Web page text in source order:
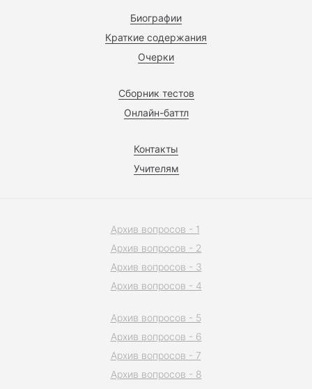
Биографии
Краткие содержания
Очерки
Сборник тестов
Онлайн-баттл
Контакты
Учителям
Архив вопросов - 1
Архив вопросов - 2
Архив вопросов - 3
Архив вопросов - 4
Архив вопросов - 5
Архив вопросов - 6
Архив вопросов - 7
Архив вопросов - 8